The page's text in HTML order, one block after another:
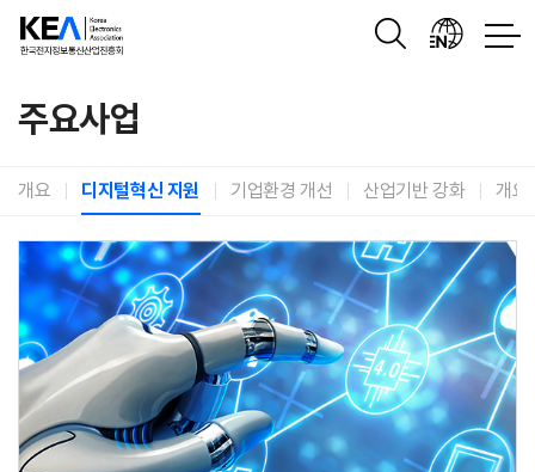
유공자
주요사업
개요 디지털혁신 지원 기업환경 개선 산업기반 강화 개요